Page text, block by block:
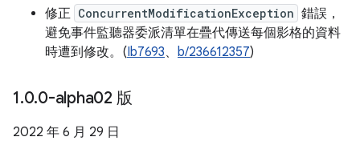
修正 ConcurrentModificationException 錯誤，
避免事件監聽器委派清單在疊代傳送每個影格的資料
時遭到修改。(Ib7693、 b/236612357)
1.0.0-alpha02 版
2022 年 6 月 29 日